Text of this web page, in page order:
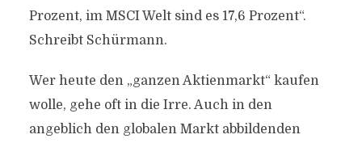
Prozent, im MSCI Welt sind es 17,6 Prozent“.
Schreibt Schürmann.
Wer heute den „ganzen Aktienmarkt“ kaufen
wolle, gehe oft in die Irre. Auch in den
angeblich den globalen Markt abbildenden